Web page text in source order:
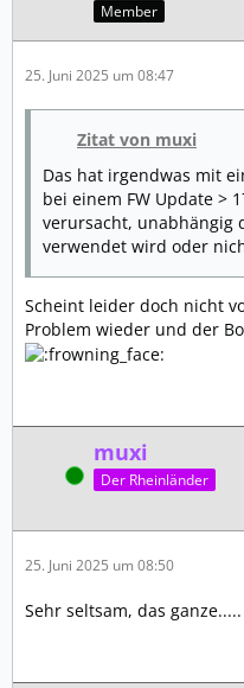
Member
25. Juni 2025 um 08:47
Zitat von muxi
Das hat irgendwas mit
bei einem FW Update >
verursacht, unabhängig
verwendet wird oder
Scheint leider doch nicht
Problem wieder und der
Online
muxi
Der Rheinländer
25. Juni 2025 um 08:50
Sehr seltsam, das ganze.....